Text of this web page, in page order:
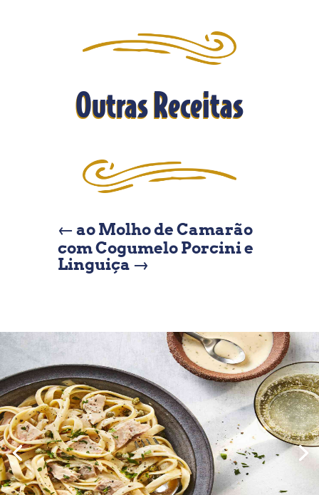
Outras Receitas
← ao Molho de Camarão
com Cogumelo Porcini e
Linguiça →